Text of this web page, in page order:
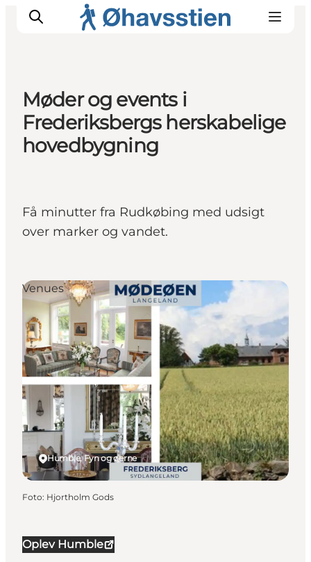
Inspiration
Vandreruter
Planlægning
Møder og events i
Frederiksbergs herskabelige
hovedbygning
Få minutter fra Rudkøbing med udsigt
over marker og vandet.
Oplev Humble
Humble, Fyn og øerne
Venues
Foto: Hjortholm Gods